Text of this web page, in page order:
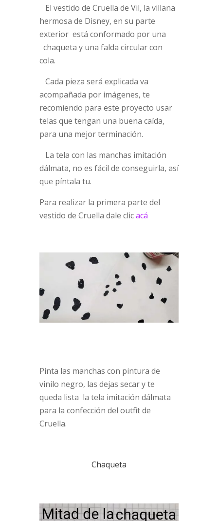
El vestido de Cruella de Vil, la villana
hermosa de Disney, en su parte
exterior está conformado por una
chaqueta y una falda circular con
cola.
Cada pieza será explicada va
acompañada por imágenes, te
recomiendo para este proyecto usar
telas que tengan una buena caída,
para una mejor terminación.
La tela con las manchas imitación
dálmata, no es fácil de conseguirla, así
que píntala tu.
Para realizar la primera parte del
vestido de Cruella dale clicacá
Pinta las manchas con pintura de
vinilo negro, las dejas secar y te
queda lista la tela imitación dálmata
para la confección del outfit de
Cruella.
Chaqueta